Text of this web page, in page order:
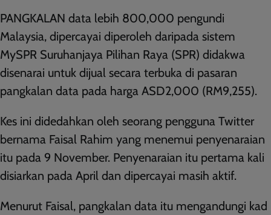
PANGKALAN data lebih 800,000 pengundi
Malaysia, dipercayai diperoleh daripada sistem
MySPR Suruhanjaya Pilihan Raya (SPR) didakwa
disenarai untuk dijual secara terbuka di pasaran
pangkalan data pada harga ASD2,000 (RM9,255).
Kes ini didedahkan oleh seorang pengguna Twitter
bernama Faisal Rahim yang menemui penyenaraian
itu pada 9 November. Penyenaraian itu pertama kali
disiarkan pada April dan dipercayai masih aktif.
Menurut Faisal, pangkalan data itu mengandungi kad